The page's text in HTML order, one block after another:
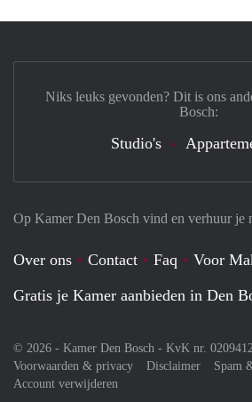
Op Kamer Den Bosch vind en verhuur je
Over ons Contact Faq Voor
Gratis je Kamer aanbieden in Den
© 2026 - Kamer Den Bosch - KvK nr.
Voorwaarden & privacy
Disclaimer
Spam
Account verwijderen
Niks leuks gevonden? Dit is ons
Bosch:
Studio's